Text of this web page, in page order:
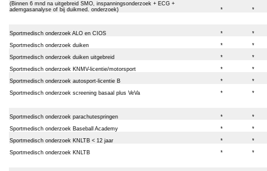
* *
(Binnen 6 mnd na uitgebreid SMO, inspanningsonderzoek + ECG +
ademgasanalyse of bij duikmed. onderzoek)
Sportmedisch onderzoek ALO en CIOS *
*
Sportmedisch onderzoek duiken
*
*
Sportmedisch onderzoek duiken uitgebreid
*
*
Sportmedisch onderzoek KNMV-licentie/motorsport
*
*
Sportmedisch onderzoek autosport-licentie B
*
*
Sportmedisch onderzoek screening basaal plus VeVa
* *
Sportmedisch onderzoek parachutespringen *
*
Sportmedisch onderzoek Baseball Academy
*
*
Sportmedisch onderzoek KNLTB < 12 jaar
*
*
Sportmedisch onderzoek KNLTB
* *